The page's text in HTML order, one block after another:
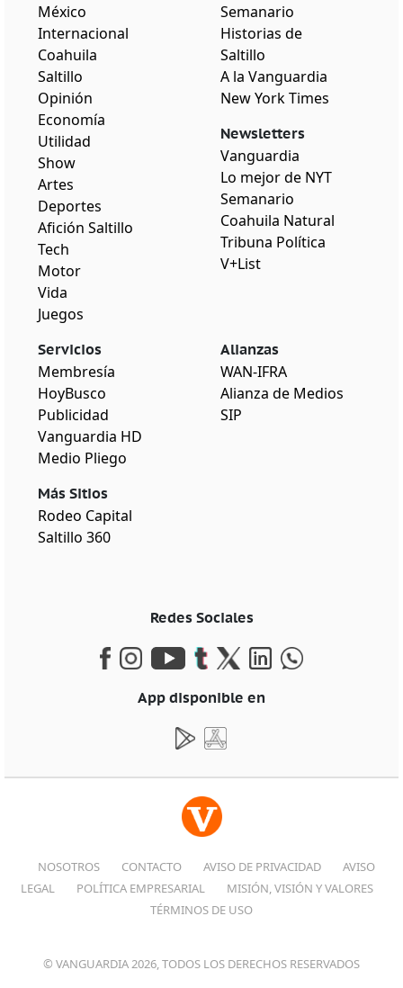
México
Internacional
Coahuila
Saltillo
Opinión
Economía
Utilidad
Show
Artes
Deportes
Afición Saltillo
Tech
Motor
Vida
Juegos
Semanario
Historias de
Saltillo
A la Vanguardia
New York Times
Newsletters
Vanguardia
Lo mejor de NYT
Semanario
Coahuila Natural
Tribuna Política
V+List
Servicios
Membresía
HoyBusco
Publicidad
Vanguardia HD
Medio Pliego
Más Sitios
Rodeo Capital
Saltillo 360
Alianzas
WAN-IFRA
Alianza de Medios
SIP
Redes Sociales
App disponible en
NOSOTROS CONTACTO AVISO DE PRIVACIDAD
AVISO
LEGAL
POLÍTICA EMPRESARIAL
MISIÓN, VISIÓN Y VALORES
TÉRMINOS DE USO
© VANGUARDIA 2026, TODOS LOS DERECHOS RESERVADOS